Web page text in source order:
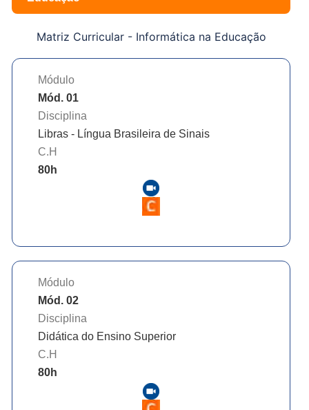
Matriz Curricular - Informática na Educação
Módulo
Mód. 01
Disciplina
Libras - Língua Brasileira de Sinais
C.H
80h
Módulo
Mód. 02
Disciplina
Didática do Ensino Superior
C.H
80h